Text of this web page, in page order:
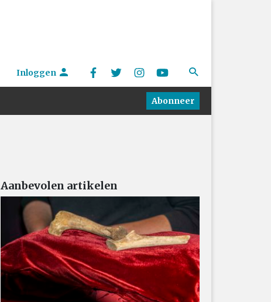
Inloggen
Abonneer
Aanbevolen artikelen